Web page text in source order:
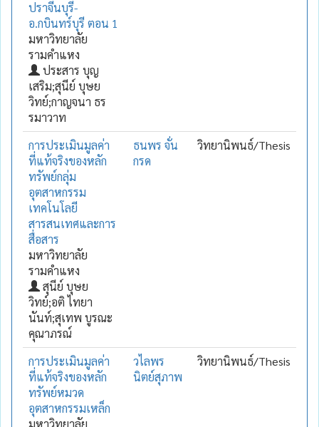
ปราจีนบุรี-
อ.กบินทร์บุรี ตอน 1
มหาวิทยาลัย
รามคำแหง
ประสาร บุญ
เสริม;สุนีย์ บุษย
วิทย์;กาญจนา ธร
รมาวาท
การประเมินมูลค่า
ที่แท้จริงของหลัก
ทรัพย์กลุ่ม
อุตสาหกรรม
เทคโนโลยี
สารสนเทศและการ
สื่อสาร
มหาวิทยาลัย
รามคำแหง
สุนีย์ บุษย
วิทย์;อติ ไทยา
นันท์;สุเทพ บูรณะ
คุณาภรณ์
ธนพร จั่น
กรด
วิทยานิพนธ์/Thesis
การประเมินมูลค่า
ที่แท้จริงของหลัก
ทรัพย์หมวด
อุตสาหกรรมเหล็ก
มหาวิทยาลัย
วไลพร
นิตย์สุภาพ
วิทยานิพนธ์/Thesis